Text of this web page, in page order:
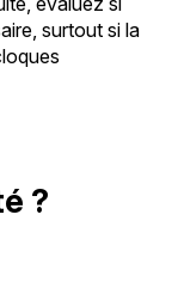
surtout si la
?